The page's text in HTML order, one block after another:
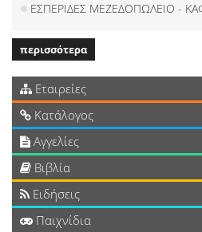
ΕΣΠΕΡΙΔΕΣ ΜΕΖΕΔΟΠΩΛΕΙΟ -
περισσότερα
Εταιρείες
Κατάλογος
Αγγελίες
Βιβλία
Ειδήσεις
Παιχνίδια